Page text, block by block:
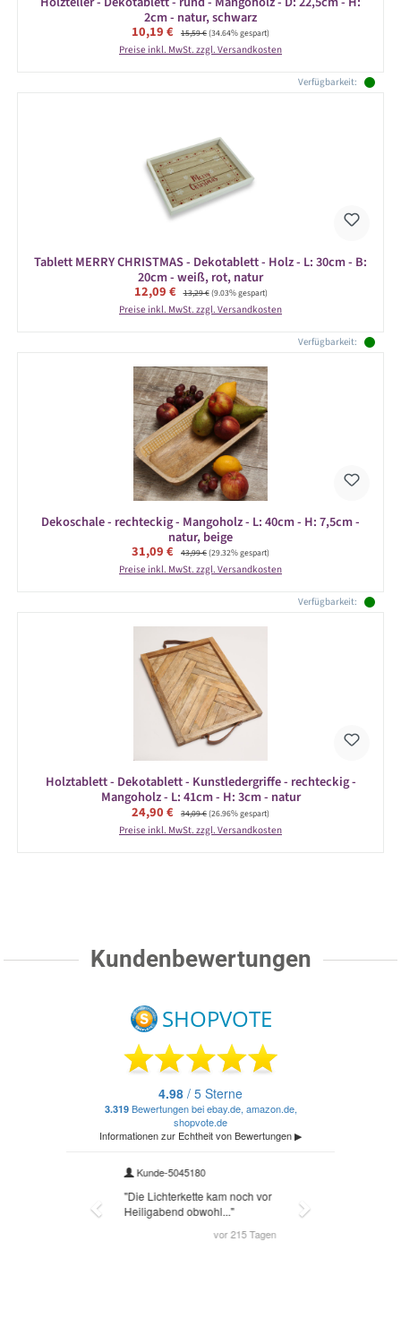
2cm - natur, schwarz
Verkaufspreis:
10,19 € Regulärer Preis:
15,59 €(34.64% gespart)
Preise inkl. MwSt. zzgl. Versandkosten
Verfügbarkeit:
Tablett MERRY CHRISTMAS - Dekotablett - Holz - L: 30cm - B:
20cm - weiß, rot, natur
Verkaufspreis:
12,09 € Regulärer Preis:
13,29 €(9.03% gespart)
Preise inkl. MwSt. zzgl. Versandkosten
Verfügbarkeit:
Dekoschale - rechteckig - Mangoholz - L: 40cm - H: 7,5cm -
natur, beige
Verkaufspreis:
31,09 € Regulärer Preis:
43,99 €(29.32% gespart)
Preise inkl. MwSt. zzgl. Versandkosten
Verfügbarkeit:
Holztablett - Dekotablett - Kunstledergriffe - rechteckig -
Mangoholz - L: 41cm - H: 3cm - natur
Verkaufspreis:
24,90 € Regulärer Preis:
34,09 €(26.96% gespart)
Preise inkl. MwSt. zzgl. Versandkosten
Kundenbewertungen